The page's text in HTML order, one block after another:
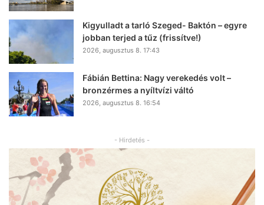
Kigyulladt a tarló Szeged- Baktón – egyre
jobban terjed a tűz (frissítve!)
2026, augusztus 8. 17:43
Fábián Bettina: Nagy verekedés volt –
bronzérmes a nyíltvízi váltó
2026, augusztus 8. 16:54
- Hirdetés -